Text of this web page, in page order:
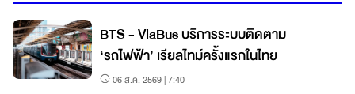
BTS - ViaBus บริการระบบติดตาม
‘รถไฟฟ้า’ เรียลไทม์ครั้งแรกในไทย
06 ส.ค. 2569 | 7:40